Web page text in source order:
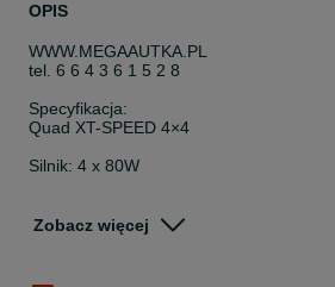
OPIS
WWW.MEGAAUTKA.PL
tel. 6 6 4 3 6 1 5 2 8
Specyfikacja:
Quad XT-SPEED 4×4
Silnik: 4 x 80W
Zobacz więcej